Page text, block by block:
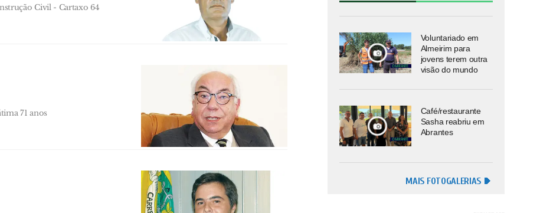
Civil - Cartaxo 64
71 anos
Voluntariado em
Almeirim para
jovens terem outra
visão do mundo
Café/restaurante
Sasha reabriu em
Abrantes
MAIS FOTOGALERIAS